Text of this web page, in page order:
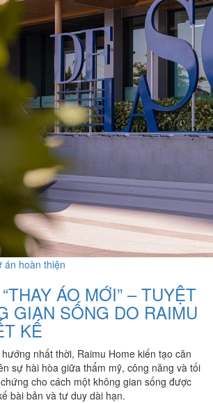
án hoàn thiện
ÁO MỚI” – TUYỆT
GIAN SỐNG DO RAIMU
KẾ
nhất thời, Raimu Home kiến tạo căn
sự hài hòa giữa thẩm mỹ, công năng và tối
cho cách một không gian sống được
bài bản và tư duy dài hạn.